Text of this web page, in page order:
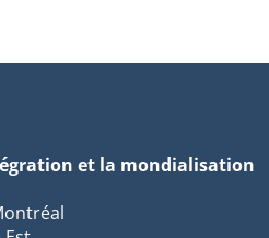
et la mondialisation